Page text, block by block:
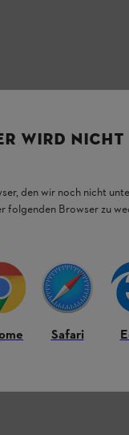
Fragen.
WIRD
den wir noch nicht
folgenden Browser zu
Safari